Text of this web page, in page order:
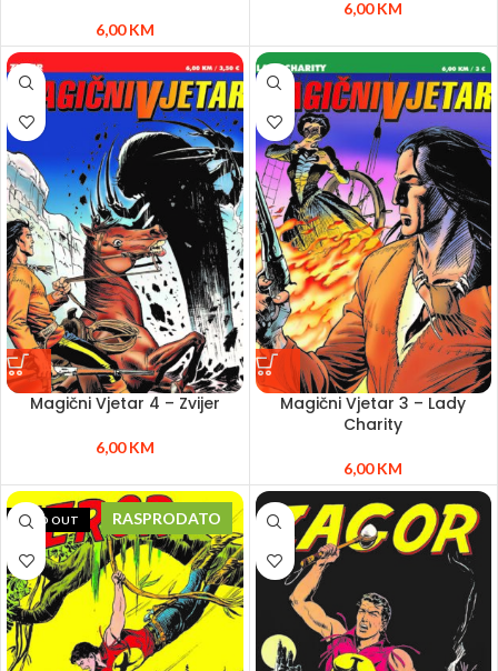
6,00KM
6,00KM
Magični Vjetar 4 – Zvijer
6,00KM
Magični Vjetar 3 – Lady
Charity
6,00KM
SOLD OUT RASPRODATO